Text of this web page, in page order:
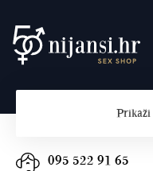
Preskoči
na
Skoči
do
Plaćanje i dostava
Prikaži
095 522 91 65